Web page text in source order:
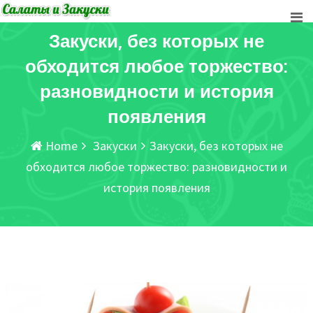
Skip
Закуски, без которых не
обходится любое торжество:
разновидности и история
появления
Home Закуски
Закуски, без которых не
обходится любое торжество: разновидности и
история появления